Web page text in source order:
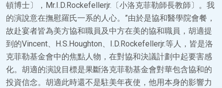
頓博士〕，Mr.I.D.Rockefellerjr.〔小洛克菲勒師長教師〕。我
的演說意在撫慰羅氏一系的人心。”由於是協和醫學院會餐，
故赴宴者皆為美方協和職員及中方在美的協和職員，胡適提
到的Vincent、H.S.Houghton、I.D.Rockefellerjr.等人，皆是洛
克菲勒基金會中的焦點人物，在對協和決議計劃中起要害感
化。胡適的演說目標是果斷洛克菲勒基金會對華包含協和的
投資信念。胡適此時還不是駐美年夜使，他用本身的影響力